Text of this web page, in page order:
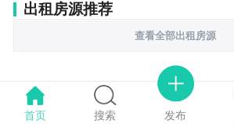
出租房源推荐
查看全部出租房源
首页 搜索 发布